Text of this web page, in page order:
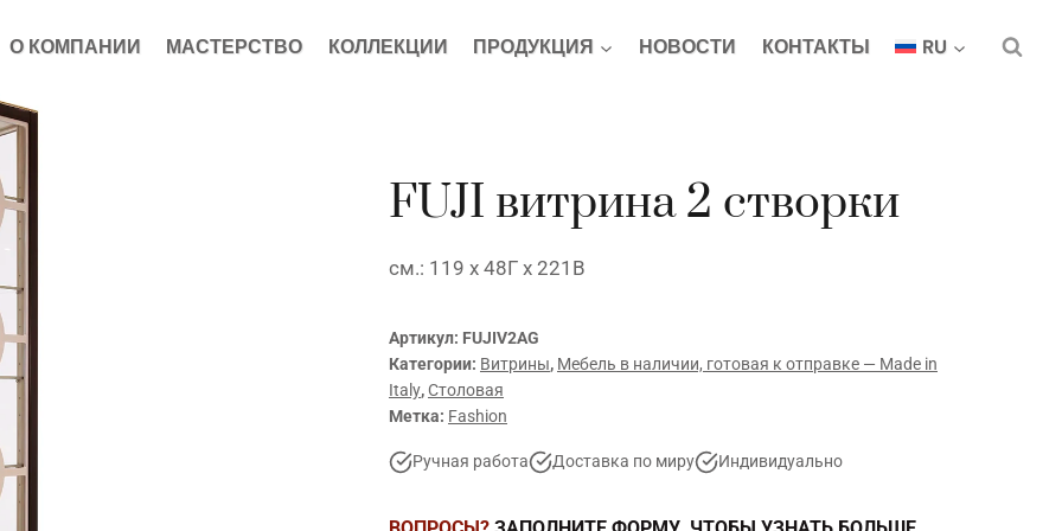
О КОМПАНИИ МАСТЕРСТВО КОЛЛЕКЦИИ ПРОДУКЦИЯ НОВОСТИ КОНТАКТЫ RU
FUJI витрина 2 створки
см.: 119 x 48Г x 221В
Артикул: FUJIV2AG
Категории: Витрины, Мебель в наличии, готовая к отправке — Made in
Italy,Столовая
Метка: Fashion
Ручная работа Доставка по миру Индивидуально